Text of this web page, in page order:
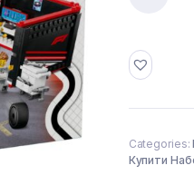
Гараж
F1
AMG
та
Categories:
Купити